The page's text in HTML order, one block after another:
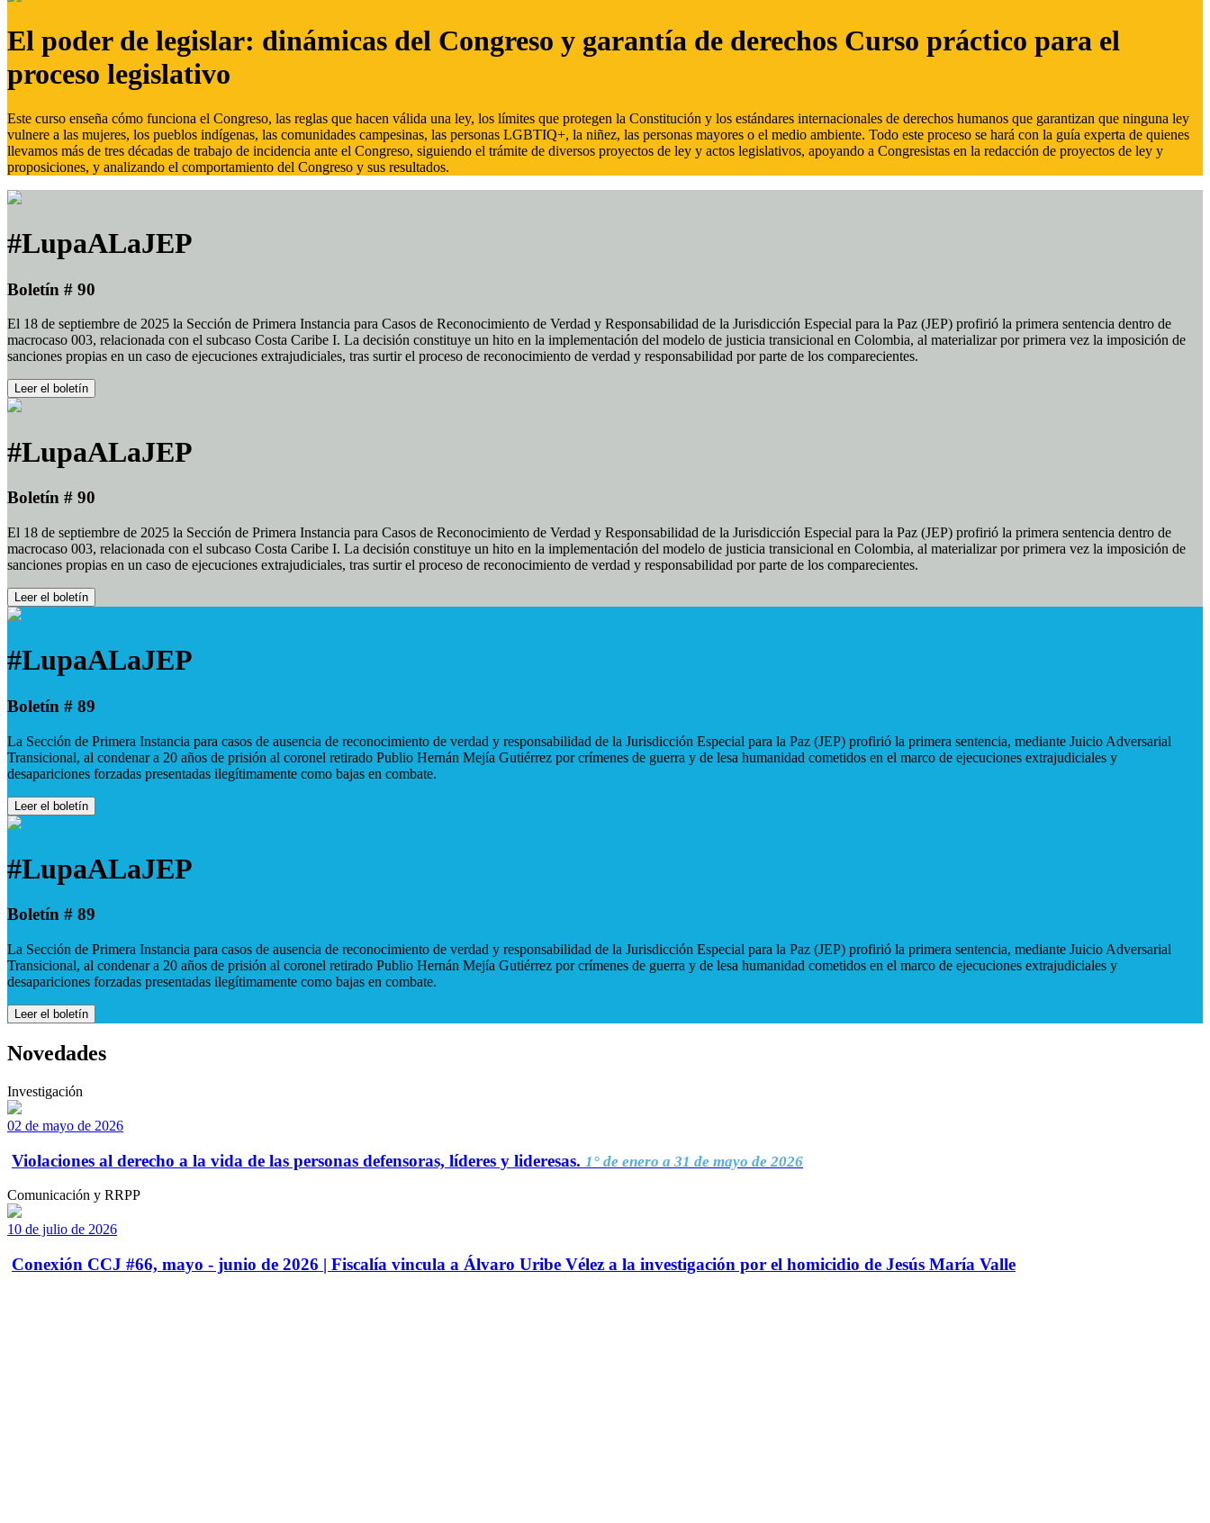
El poder de legislar: dinámicas del Congreso y garantía de derechos Curso práctico para el
proceso legislativo
Este curso enseña cómo funciona el Congreso, las reglas que hacen válida una ley, los límites que protegen la Constitución y los estándares internacionales de derechos humanos que garantizan que ninguna ley
vulnere a las mujeres, los pueblos indígenas, las comunidades campesinas, las personas LGBTIQ+, la niñez, las personas mayores o el medio ambiente. Todo este proceso se hará con la guía experta de quienes
llevamos más de tres décadas de trabajo de incidencia ante el Congreso, siguiendo el trámite de diversos proyectos de ley y actos legislativos, apoyando a Congresistas en la redacción de proyectos de ley y
proposiciones, y analizando el comportamiento del Congreso y sus resultados.
#LupaALaJEP
Boletín # 90
El 18 de septiembre de 2025 la Sección de Primera Instancia para Casos de Reconocimiento de Verdad y Responsabilidad de la Jurisdicción Especial para la Paz (JEP) profirió la primera sentencia dentro de
macrocaso 003, relacionada con el subcaso Costa Caribe I. La decisión constituye un hito en la implementación del modelo de justicia transicional en Colombia, al materializar por primera vez la imposición de
sanciones propias en un caso de ejecuciones extrajudiciales, tras surtir el proceso de reconocimiento de verdad y responsabilidad por parte de los comparecientes.
Leer el boletín
#LupaALaJEP
Boletín # 90
El 18 de septiembre de 2025 la Sección de Primera Instancia para Casos de Reconocimiento de Verdad y Responsabilidad de la Jurisdicción Especial para la Paz (JEP) profirió la primera sentencia dentro de
macrocaso 003, relacionada con el subcaso Costa Caribe I. La decisión constituye un hito en la implementación del modelo de justicia transicional en Colombia, al materializar por primera vez la imposición de
sanciones propias en un caso de ejecuciones extrajudiciales, tras surtir el proceso de reconocimiento de verdad y responsabilidad por parte de los comparecientes.
Leer el boletín
#LupaALaJEP
Boletín # 89
La Sección de Primera Instancia para casos de ausencia de reconocimiento de verdad y responsabilidad de la Jurisdicción Especial para la Paz (JEP) profirió la primera sentencia, mediante Juicio Adversarial
Transicional, al condenar a 20 años de prisión al coronel retirado Publio Hernán Mejía Gutiérrez por crímenes de guerra y de lesa humanidad cometidos en el marco de ejecuciones extrajudiciales y
desapariciones forzadas presentadas ilegítimamente como bajas en combate.
Leer el boletín
#LupaALaJEP
Boletín # 89
La Sección de Primera Instancia para casos de ausencia de reconocimiento de verdad y responsabilidad de la Jurisdicción Especial para la Paz (JEP) profirió la primera sentencia, mediante Juicio Adversarial
Transicional, al condenar a 20 años de prisión al coronel retirado Publio Hernán Mejía Gutiérrez por crímenes de guerra y de lesa humanidad cometidos en el marco de ejecuciones extrajudiciales y
desapariciones forzadas presentadas ilegítimamente como bajas en combate.
Leer el boletín
Novedades
Investigación
02 de mayo de 2026
Violaciones al derecho a la vida de las personas defensoras, líderes y lideresas. 1° de enero a 31 de mayo de 2026
Comunicación y RRPP
10 de julio de 2026
Conexión CCJ #66, mayo - junio de 2026 | Fiscalía vincula a Álvaro Uribe Vélez a la investigación por el homicidio de Jesús María Valle